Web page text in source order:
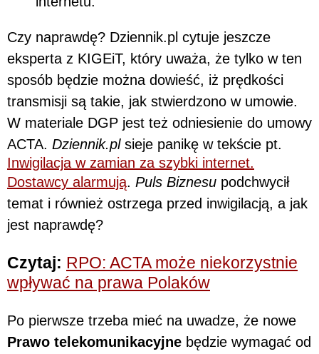
Czy naprawdę? Dziennik.pl cytuje jeszcze
eksperta z KIGEiT, który uważa, że tylko w ten
sposób będzie można dowieść, iż prędkości
transmisji są takie, jak stwierdzono w umowie.
W materiale DGP jest też odniesienie do umowy
ACTA. Dziennik.plsieje panikę w tekście pt.
Inwigilacja w zamian za szybki internet.
Dostawcy alarmują. Puls Biznesu podchwycił
temat i również ostrzega przed inwigilacją, a jak
jest naprawdę?
Czytaj: RPO: ACTA może niekorzystnie
wpływać na prawa Polaków
Po pierwsze trzeba mieć na uwadze, że nowe
Prawo telekomunikacyjne będzie wymagać od